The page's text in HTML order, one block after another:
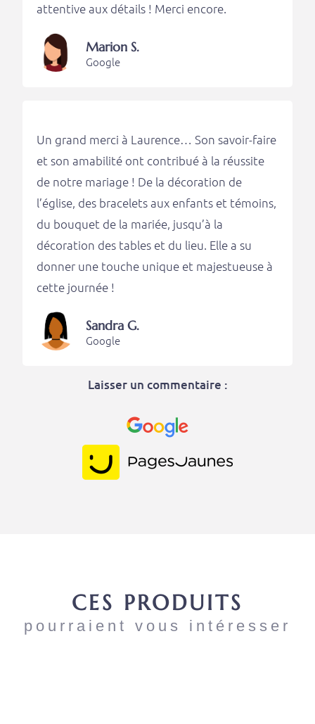
attentive aux détails ! Merci encore.
Marion S.
Google
Un grand merci à Laurence… Son savoir-faire
et son amabilité ont contribué à la réussite
de notre mariage ! De la décoration de
l’église, des bracelets aux enfants et témoins,
du bouquet de la mariée, jusqu’à la
décoration des tables et du lieu. Elle a su
donner une touche unique et majestueuse à
cette journée !
Sandra G.
Google
Laisser un commentaire :
CES PRODUITS
pourraient vous intéresser